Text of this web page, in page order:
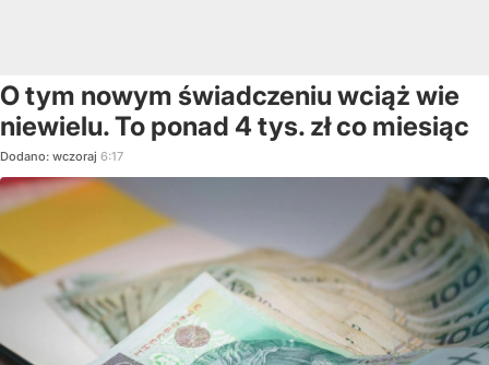
O tym nowym świadczeniu wciąż wie
niewielu. To ponad 4 tys. zł co miesiąc
Dodano: wczoraj 6:17